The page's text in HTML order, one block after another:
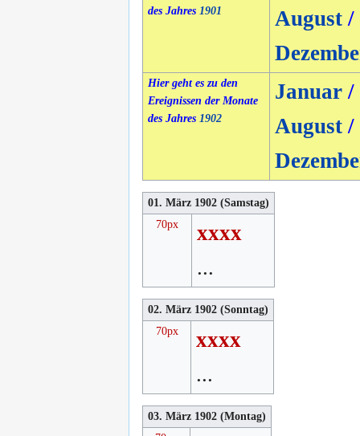
des Jahres 1901
August/
Hier geht es zu den
Ereignissen der Monate
des Jahres 1902
Januar/
August/
01. März 1902 (Samstag)
70px
xxxx
...
02. März 1902 (Sonntag)
70px
xxxx
...
03. März 1902 (Montag)